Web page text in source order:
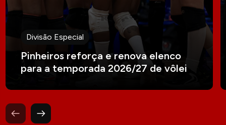
Divisão Especial
Pinheiros reforça e renova elenco
para a temporada 2026/27 de vôlei